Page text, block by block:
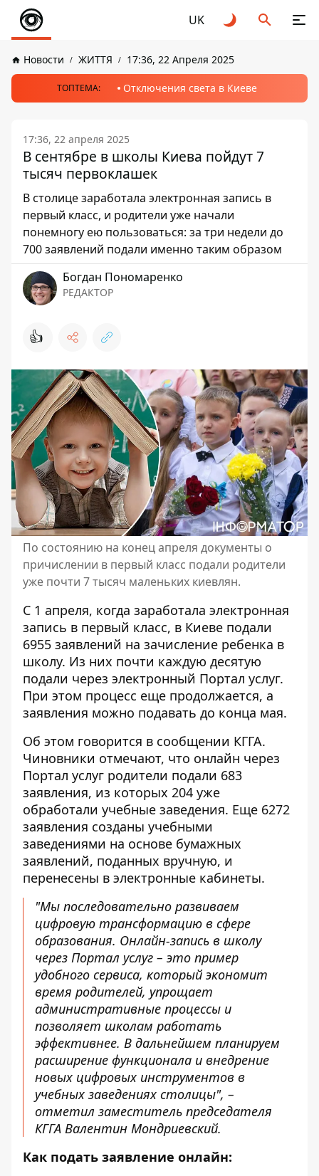
UK
Новости ЖИТТЯ 17:36, 22 Апреля 2025
ТОПТЕМА: Отключения света в Киеве
17:36, 22 апреля 2025
В сентябре в школы Киева пойдут 7
тысяч первоклашек
В столице заработала электронная запись в
первый класс, и родители уже начали
понемногу ею пользоваться: за три недели до
700 заявлений подали именно таким образом
Богдан Пономаренко
РЕДАКТОР
👍
По состоянию на конец апреля документы о
причислении в первый класс подали родители
уже почти 7 тысяч маленьких киевлян.
С 1 апреля, когда заработала электронная
запись в первый класс, в Киеве подали
6955 заявлений на зачисление ребенка в
школу. Из них почти каждую десятую
подали через электронный Портал услуг.
При этом процесс еще продолжается, а
заявления можно подавать до конца мая.
Об этом говорится в сообщении КГГА.
Чиновники отмечают, что онлайн через
Портал услуг родители подали 683
заявления, из которых 204 уже
обработали учебные заведения. Еще 6272
заявления созданы учебными
заведениями на основе бумажных
заявлений, поданных вручную, и
перенесены в электронные кабинеты.
"Мы последовательно развиваем
цифровую трансформацию в сфере
образования. Онлайн-запись в школу
через Портал услуг – это пример
удобного сервиса, который экономит
время родителей, упрощает
административные процессы и
позволяет школам работать
эффективнее. В дальнейшем планируем
расширение функционала и внедрение
новых цифровых инструментов в
учебных заведениях столицы", –
отметил заместитель председателя
КГГА Валентин Мондриевский.
Как подать заявление онлайн: